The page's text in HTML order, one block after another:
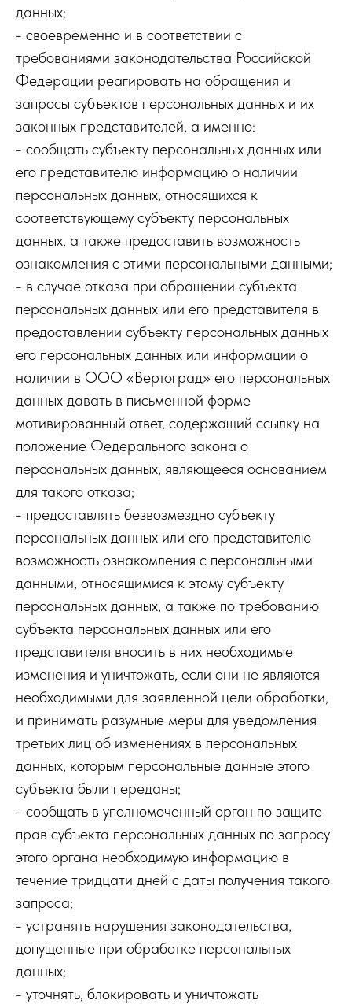
данных;
- своевременно и в соответствии с
требованиями законодательства Российской
Федерации реагировать на обращения и
запросы субъектов персональных данных и их
законных представителей, а именно:
- сообщать субъекту персональных данных или
его представителю информацию о наличии
персональных данных, относящихся к
соответствующему субъекту персональных
данных, а также предоставить возможность
ознакомления с этими персональными данными;
- в случае отказа при обращении субъекта
персональных данных или его представителя в
предоставлении субъекту персональных данных
его персональных данных или информации о
наличии в ООО «Вертоград» его персональных
данных давать в письменной форме
мотивированный ответ, содержащий ссылку на
положение Федерального закона о
персональных данных, являющееся основанием
для такого отказа;
- предоставлять безвозмездно субъекту
персональных данных или его представителю
возможность ознакомления с персональными
данными, относящимися к этому субъекту
персональных данных, а также по требованию
субъекта персональных данных или его
представителя вносить в них необходимые
изменения и уничтожать, если они не являются
необходимыми для заявленной цели обработки,
и принимать разумные меры для уведомления
третьих лиц об изменениях в персональных
данных, которым персональные данные этого
субъекта были переданы;
- сообщать в уполномоченный орган по защите
прав субъекта персональных данных по запросу
этого органа необходимую информацию в
течение тридцати дней с даты получения такого
запроса;
- устранять нарушения законодательства,
допущенные при обработке персональных
данных;
- уточнять, блокировать и уничтожать